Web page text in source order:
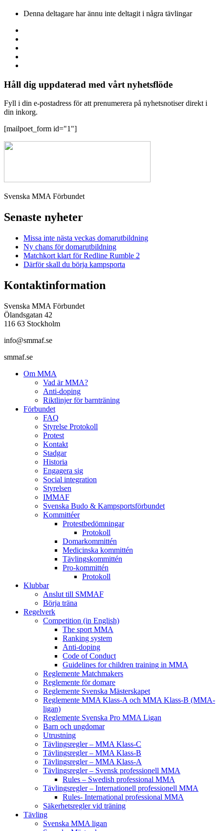
Denna deltagare har ännu inte deltagit i några tävlingar
Håll dig uppdaterad med vårt nyhetsflöde
Fyll i din e-postadress för att prenumerera på nyhetsnotiser direkt i
din inkorg.
[mailpoet_form id="1"]
Svenska MMA Förbundet
Senaste nyheter
Missa inte nästa veckas domarutbildning
Ny chans för domarutbildning
Matchkort klart för Redline Rumble 2
Därför skall du börja kampsporta
Kontaktinformation
Svenska MMA Förbundet
Ölandsgatan 42
116 63 Stockholm
info@smmaf.se
smmaf.se
Om MMA
Vad är MMA?
Anti-doping
Riktlinjer för barnträning
Förbundet
FAQ
Styrelse Protokoll
Protest
Kontakt
Stadgar
Historia
Engagera sig
Social integration
Styrelsen
IMMAF
Svenska Budo & Kampsportsförbundet
Kommittéer
Protestbedömningar
Protokoll
Domarkommittén
Medicinska kommittén
Tävlingskommittén
Pro-kommittén
Protokoll
Klubbar
Anslut till SMMAF
Börja träna
Regelverk
Competition (in English)
The sport MMA
Ranking system
Anti-doping
Code of Conduct
Guidelines for children training in MMA
Reglemente Matchmakers
Reglemente för domare
Reglemente Svenska Mästerskapet
Reglemente MMA Klass-A och MMA Klass-B (MMA-
ligan)
Reglemente Svenska Pro MMA Ligan
Barn och ungdomar
Utrustning
Tävlingsregler – MMA Klass-C
Tävlingsregler – MMA Klass-B
Tävlingsregler – MMA Klass-A
Tävlingsregler – Svensk professionell MMA
Rules – Swedish professional MMA
Tävlingsregler – Internationell professionell MMA
Rules- International professional MMA
Säkerhetsregler vid träning
Tävling
Svenska MMA ligan